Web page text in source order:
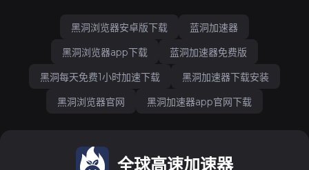
黑洞浏览器安卓版下载
蓝洞加速器
黑洞浏览器app下载
蓝洞加速器免费版
黑洞每天免费1小时加速下载
黑洞加速器下载安装
黑洞浏览器官网
黑洞加速器app官网下载
全球高速加速器